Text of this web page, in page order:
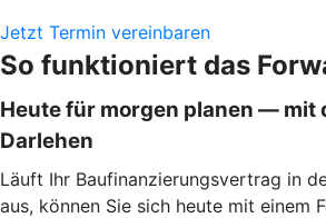
Jetzt Termin vereinbaren
So funktioniert das
Heute für morgen planen — mit
Darlehen
Läuft Ihr Baufinanzierungsvertrag in
aus, können Sie sich heute mit einem